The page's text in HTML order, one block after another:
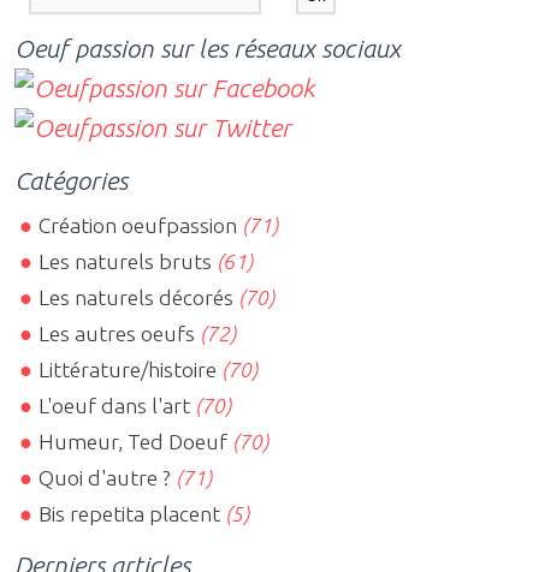
Oeuf passion sur les réseaux sociaux
Catégories
Création oeufpassion (71)
Les naturels bruts (61)
Les naturels décorés (70)
Les autres oeufs (72)
Littérature/histoire (70)
L'oeuf dans l'art (70)
Humeur, Ted Doeuf (70)
Quoi d'autre ? (71)
Bis repetita placent (5)
Derniers articles